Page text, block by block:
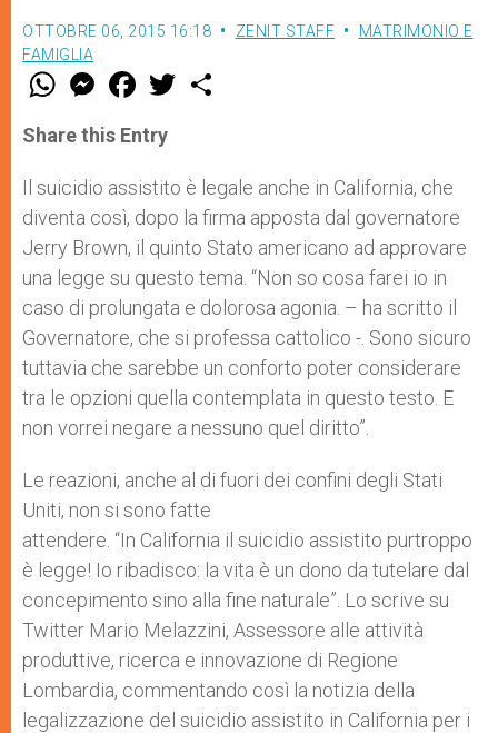
OTTOBRE 06, 2015 16:18 ZENIT STAFF
MATRIMONIO E
FAMIGLIA
W
t
s
p
p
M
e
s
e
g
e
r
F
a
e
b
o
k
w
Share this Entry
Il suicidio assistito è legale anche in California, che
diventa così, dopo la firma apposta dal governatore
Jerry Brown, il quinto Stato americano ad approvare
una legge su questo tema. “Non so cosa farei io in
caso di prolungata e dolorosa agonia. – ha scritto il
Governatore, che si professa cattolico -. Sono sicuro
tuttavia che sarebbe un conforto poter considerare
tra le opzioni quella contemplata in questo testo. E
non vorrei negare a nessuno quel diritto”.
Le reazioni, anche al di fuori dei confini degli Stati
Uniti, non si sono fatte
attendere. “In California il suicidio assistito purtroppo
è legge! Io ribadisco: la vita è un dono da tutelare dal
concepimento sino alla fine naturale”. Lo scrive su
Twitter Mario Melazzini, Assessore alle attività
produttive, ricerca e innovazione di Regione
Lombardia, commentando così la notizia della
legalizzazione del suicidio assistito in California per i